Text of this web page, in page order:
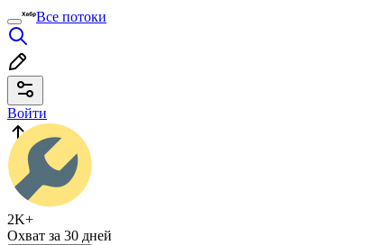
Все потоки
Войти
2K+
Охват за 30 дней